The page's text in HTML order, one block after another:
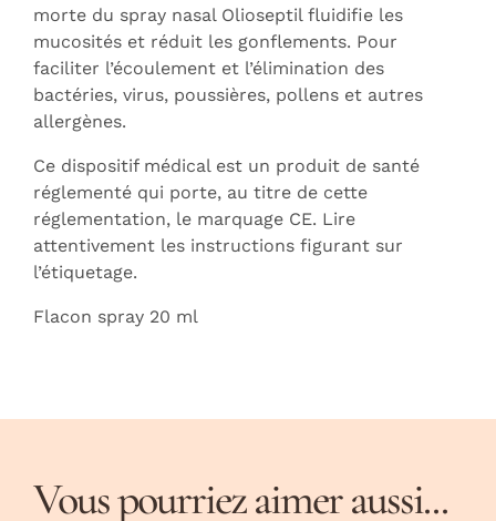
morte du spray nasal Olioseptil fluidifie les
mucosités et réduit les gonflements. Pour
faciliter l’écoulement et l’élimination des
bactéries, virus, poussières, pollens et autres
allergènes.
Ce dispositif médical est un produit de santé
réglementé qui porte, au titre de cette
réglementation, le marquage CE. Lire
attentivement les instructions figurant sur
l’étiquetage.
Flacon spray 20 ml
Vous pourriez aimer aussi...